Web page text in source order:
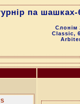
па
Слонім
Classic,